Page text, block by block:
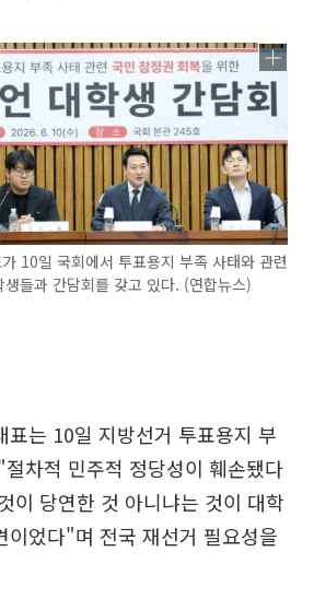
10일 국회에서 투표용지 부족 사태와 관련
들과 간담회를 갖고 있다. (연합뉴스)
표는 10일 지방선거 투표용지 부
차적 민주적 정당성이 훼손됐다
이 당연한 것 아니냐는 것이 대학
이었다"며 전국 재선거 필요성을